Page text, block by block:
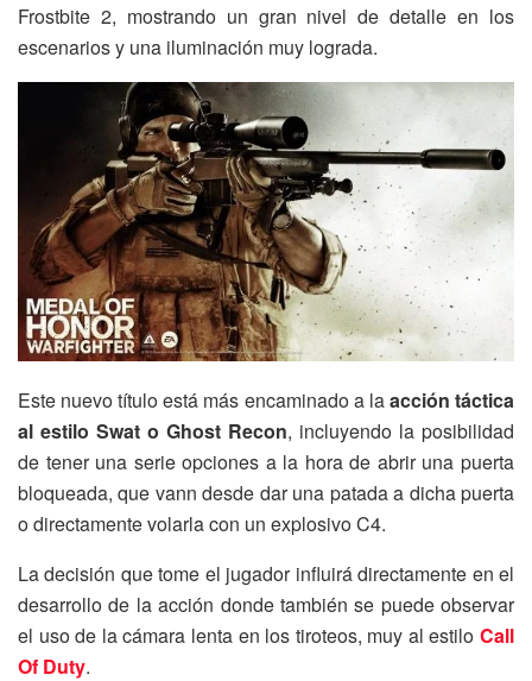
Frostbite 2, mostrando un gran nivel de detalle en los
escenarios y una iluminación muy lograda.
Este nuevo título está más encaminado a laacción táctica
al estilo Swat o Ghost Recon, incluyendo la posibilidad
de tener una serie opciones a la hora de abrir una puerta
bloqueada, que vann desde dar una patada a dicha puerta
o directamente volarla con un explosivo C4.
La decisión que tome el jugador influirá directamente en el
desarrollo de la acción donde también se puede observar
el uso de la cámara lenta en los tiroteos, muy al estilo Call
Of Duty.